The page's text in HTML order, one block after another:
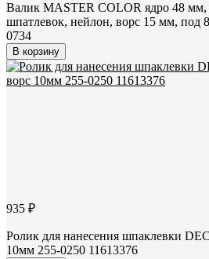
Валик MASTER COLOR ядро 48 мм,
шпатлевок, нейлон, ворс 15 мм, под
0734
В корзину
935 ₽
Ролик для нанесения шпаклевки
10мм 255-0250 11613376